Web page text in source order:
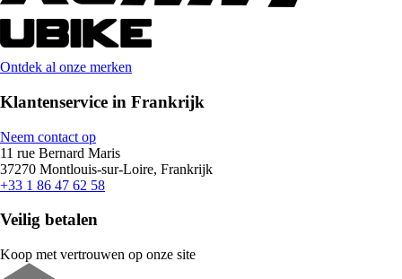
Ontdek al onze merken
Klantenservice in Frankrijk
Neem contact op
11 rue Bernard Maris
37270 Montlouis-sur-Loire, Frankrijk
+33 1 86 47 62 58
Veilig betalen
Koop met vertrouwen op onze site